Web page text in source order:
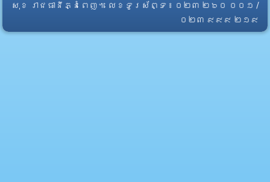
សុខ រាជធានីភ្នំពេញ។ លេខទូរស័ព្ទ ៖ ០២៣ ២៦០ ០០១ /
០២៣ ៩៩៩ ២១៩